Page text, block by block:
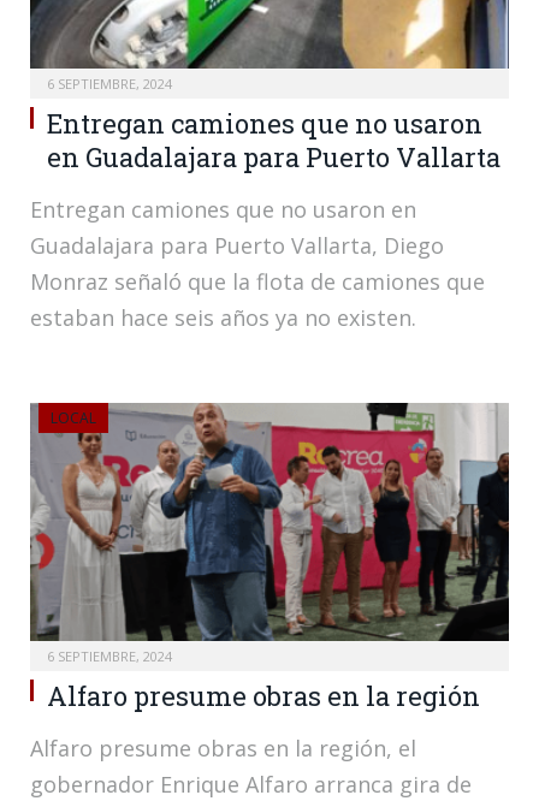
6 SEPTIEMBRE, 2024
Entregan camiones que no usaron
en Guadalajara para Puerto Vallarta
Entregan camiones que no usaron en
Guadalajara para Puerto Vallarta, Diego
Monraz señaló que la flota de camiones que
estaban hace seis años ya no existen.
LOCAL
6 SEPTIEMBRE, 2024
Alfaro presume obras en la región
Alfaro presume obras en la región, el
gobernador Enrique Alfaro arranca gira de